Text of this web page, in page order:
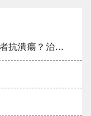
健保給付困境一次看